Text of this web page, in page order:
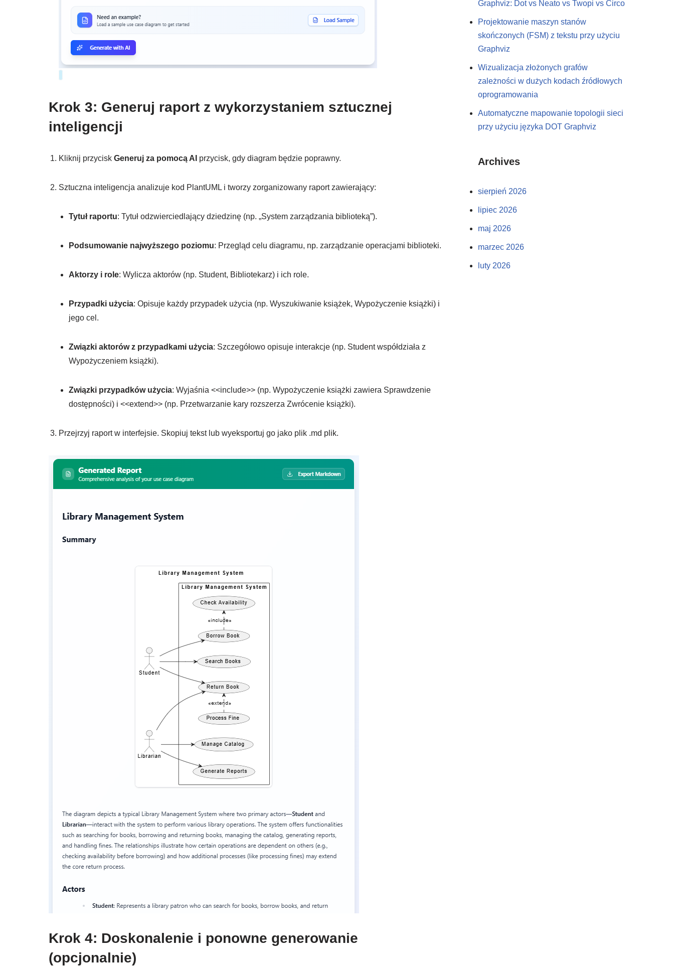
Krok 3: Generuj raport z wykorzystaniem sztucznej
inteligencji
Kliknij przycisk Generuj za pomocą AI przycisk, gdy diagram będzie poprawny.
Sztuczna inteligencja analizuje kod PlantUML i tworzy zorganizowany raport zawierający:
Tytuł raportu: Tytuł odzwierciedlający dziedzinę (np. „System zarządzania biblioteką”).
Podsumowanie najwyższego poziomu: Przegląd celu diagramu, np. zarządzanie operacjami biblioteki.
Aktorzy i role: Wylicza aktorów (np. Student, Bibliotekarz) i ich role.
Przypadki użycia: Opisuje każdy przypadek użycia (np. Wyszukiwanie książek, Wypożyczenie książki) i
jego cel.
Związki aktorów z przypadkami użycia: Szczegółowo opisuje interakcje (np. Student współdziała z
Wypożyczeniem książki).
Związki przypadków użycia: Wyjaśnia <<include>> (np. Wypożyczenie książki zawiera Sprawdzenie
dostępności) i <<extend>> (np. Przetwarzanie kary rozszerza Zwrócenie książki).
Przejrzyj raport w interfejsie. Skopiuj tekst lub wyeksportuj go jako plik .md plik.
Krok 4: Doskonalenie i ponowne generowanie
(opcjonalnie)
Graphviz: Dot vs Neato vs Twopi vs Circo
Projektowanie maszyn stanów
skończonych (FSM) z tekstu przy użyciu
Graphviz
Wizualizacja złożonych grafów
zależności w dużych kodach źródłowych
oprogramowania
Automatyczne mapowanie topologii sieci
przy użyciu języka DOT Graphviz
Archives
sierpień 2026
lipiec 2026
maj 2026
marzec 2026
luty 2026